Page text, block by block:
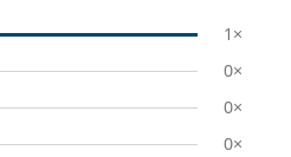
1×
0×
0×
0×